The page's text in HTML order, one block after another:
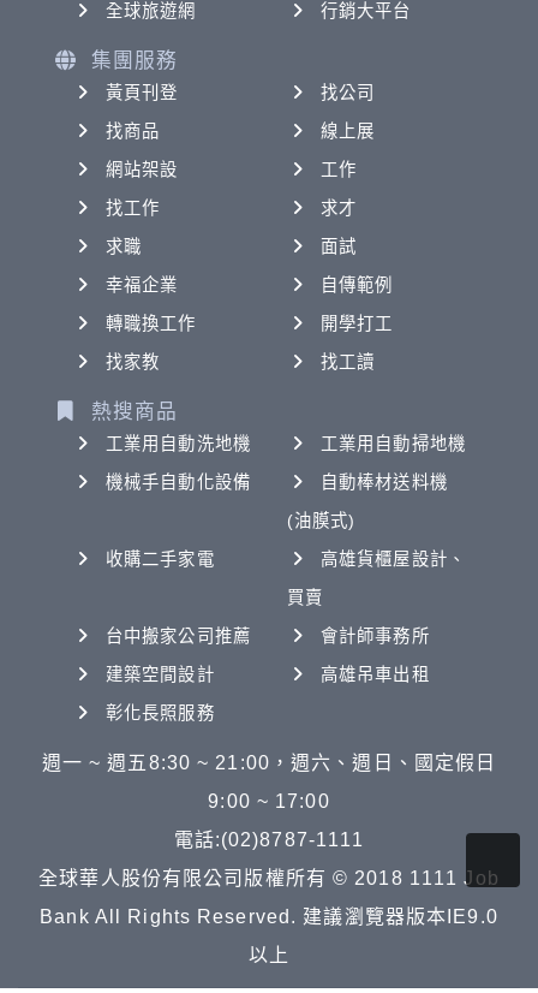
全球旅遊網
行銷大平台
集團服務
黃頁刊登
找公司
找商品
線上展
網站架設
工作
找工作
求才
求職
面試
幸福企業
自傳範例
轉職換工作
開學打工
找家教
找工讀
熱搜商品
工業用自動洗地機
工業用自動掃地機
機械手自動化設備
自動棒材送料機
(油膜式)
收購二手家電
高雄貨櫃屋設計、
買賣
台中搬家公司推薦
會計師事務所
建築空間設計
高雄吊車出租
彰化長照服務
週一 ~ 週五8:30 ~ 21:00，週六、週日、國定假日
9:00 ~ 17:00
電話:(02)8787-1111
全球華人股份有限公司版權所有 © 2018 1111 Job
Bank All Rights Reserved. 建議瀏覽器版本IE9.0
以上